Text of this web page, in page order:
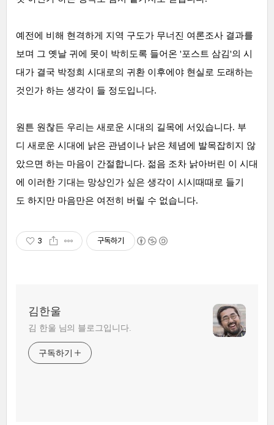
예전에 비해 현격하게 지역 구도가 무너진 여론조사 결과를
보며 그 옛날 귀에 못이 박히도록 들어온 '포스트 삼김'의 시
대가 결국 박정희 시대로의 귀환 이후에야 현실로 도래하는
것인가 하는 생각이 들 정도입니다.
원튼 원찮든 우리는 새로운 시대의 길목에 서있습니다. 부
디 새로운 시대에 낡은 관념이나 낡은 체념에 발목잡히지 않
았으면 하는 마음이 간절합니다. 젊음 조차 낡아버린 이 시대
에 이러한 기대는 망상인가 싶은 생각이 시시때때로 들기
도 하지만 마음만은 여전히 버릴 수 없습니다.
3 구독하기
김한울
김 한울 님의 블로그입니다.
구독하기